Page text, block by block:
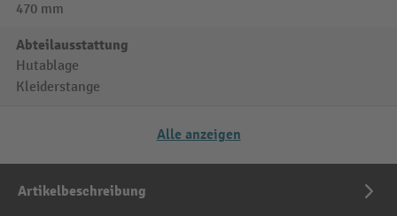
470 mm
Abteilausstattung
Hutablage
Kleiderstange
Alle anzeigen
Artikelbeschreibung